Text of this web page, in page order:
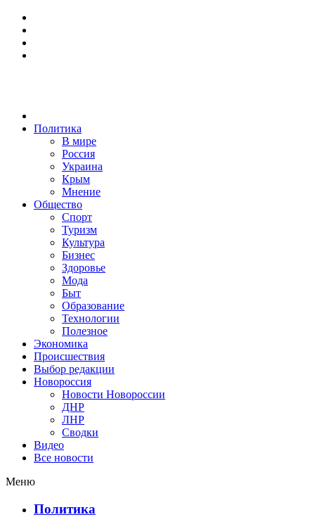
Политика
В мире
Россия
Украина
Крым
Мнение
Общество
Спорт
Туризм
Культура
Бизнес
Здоровье
Мода
Быт
Образование
Технологии
Полезное
Экономика
Происшествия
Выбор редакции
Новороссия
Новости Новороссии
ДНР
ЛНР
Сводки
Видео
Все новости
Меню
Политика